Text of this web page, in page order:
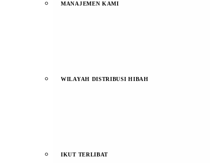
MANAJEMEN KAMI
WILAYAH DISTRIBUSI HIBAH
IKUT TERLIBAT